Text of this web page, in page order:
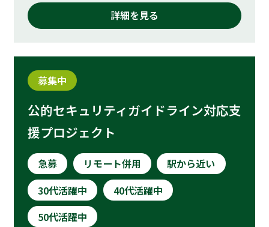
詳細を見る
募集中
公的セキュリティガイドライン対応支
援プロジェクト
急募 リモート併用
駅から近い
30代活躍中
40代活躍中
50代活躍中